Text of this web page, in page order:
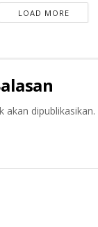
LOAD MORE
akan dipublikasikan.